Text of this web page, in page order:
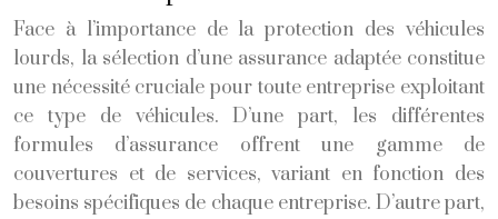
Face à l’importance de la protection des véhicules
lourds, la sélection d’une assurance adaptée constitue
une nécessité cruciale pour toute entreprise exploitant
ce type de véhicules. D’une part, les différentes
formules d’assurance offrent une gamme de
couvertures et de services, variant en fonction des
besoins spécifiques de chaque entreprise. D’autre part,